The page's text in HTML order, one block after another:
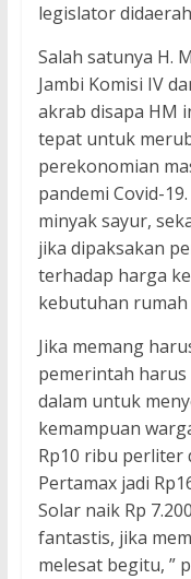
legislator
Salah satunya H.
Jambi Komisi IV
akrab disapa HM
tepat untuk
perekonomian
pandemi Covid-
minyak sayur,
jika dipaksakan
terhadap harga
kebutuhan rumah
Jika memang
pemerintah
dalam untuk
kemampuan
Rp10 ribu perliter
Pertamax jadi
Solar naik Rp
fantastis, jika
melesat begitu, ”